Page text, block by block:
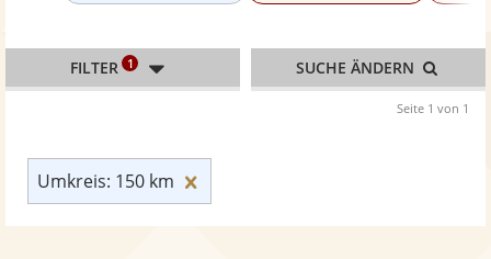
Umkreis: 150 km
FILTER 1 SUCHE ÄNDERN
Seite 1 von 1